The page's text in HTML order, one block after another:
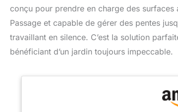
conçu pour prendre en charge des surfaces
Passage et capable de gérer des pentes
travaillant en silence. C’est la solution
bénéficiant d’un jardin toujours impeccable.